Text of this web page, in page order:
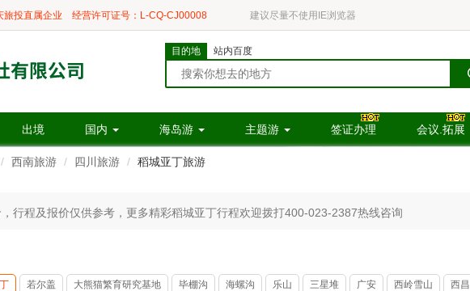
旅投直属企业 经营许可证号：L-CQ-CJ00008 建议尽量不使用IE浏览器
目的地 站内百度
出境 国内 海岛游 主题游 签证办理 会议.拓展
西南旅游 四川旅游 稻城亚丁旅游
行程及报价仅供参考，更多精彩稻城亚丁行程欢迎拨打400-023-2387热线咨询
若尔盖 大熊猫繁育研究基地 毕棚沟 海螺沟 乐山 三星堆 广安 西岭雪山 西昌